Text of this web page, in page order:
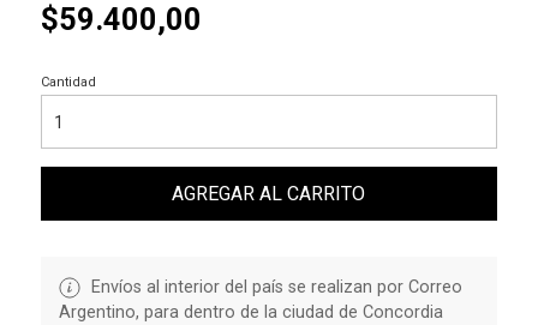
$59.400,00
Cantidad
AGREGAR AL CARRITO
Envíos al interior del país se realizan por Correo
Argentino, para dentro de la ciudad de Concordia